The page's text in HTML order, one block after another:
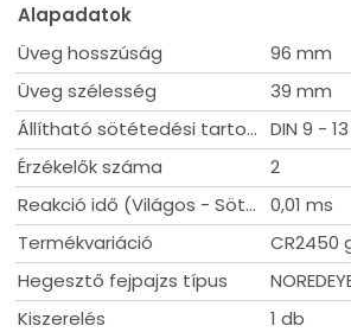
biztosít. - Megfelelnek az MSZ-EN 379, EN
Alapadatok
Üveg hosszúság
96 mm
Üveg szélesség
39 mm
Állítható sötétedési tartomány DIN 9 - 13
Érzékelők száma
2
Reakció idő (Világos - Sötét)
0,01 ms
Termékvariáció
CR2450
Hegesztő fejpajzs típus
Kiszerelés
1 db